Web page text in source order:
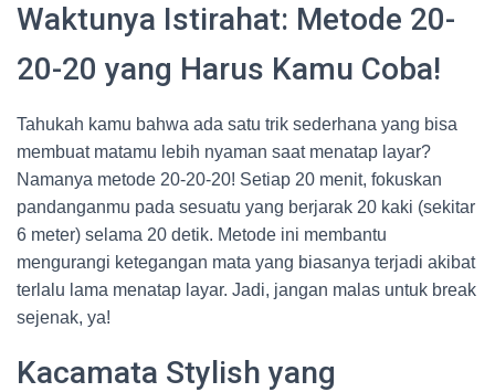
Waktunya Istirahat: Metode 20-
20-20 yang Harus Kamu Coba!
Tahukah kamu bahwa ada satu trik sederhana yang bisa
membuat matamu lebih nyaman saat menatap layar?
Namanya metode 20-20-20! Setiap 20 menit, fokuskan
pandanganmu pada sesuatu yang berjarak 20 kaki (sekitar
6 meter) selama 20 detik. Metode ini membantu
mengurangi ketegangan mata yang biasanya terjadi akibat
terlalu lama menatap layar. Jadi, jangan malas untuk break
sejenak, ya!
Kacamata Stylish yang